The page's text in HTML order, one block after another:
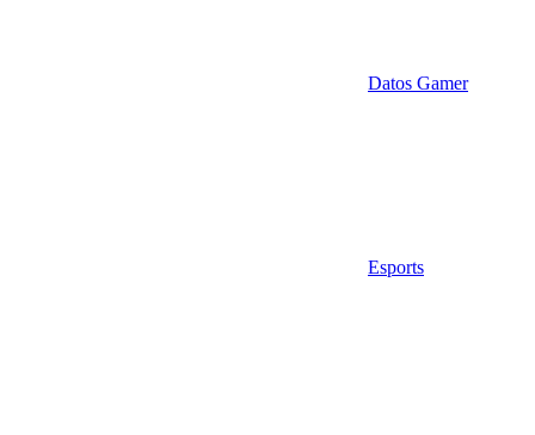
Datos Gamer
Esports